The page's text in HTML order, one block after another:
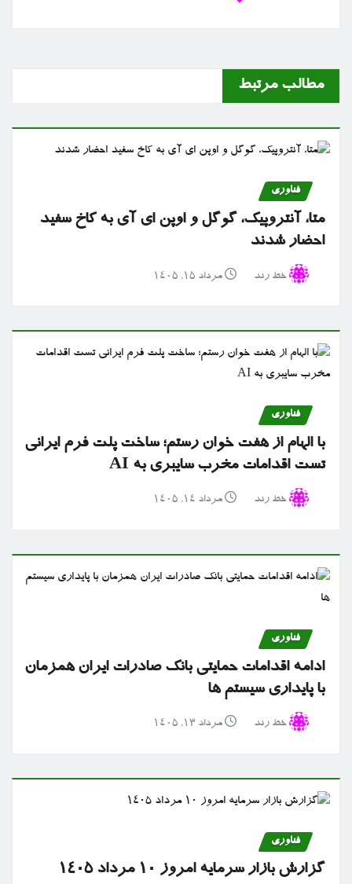
مطالب مرتبط
فناوری
متا، آنتروپیک، گوگل و اوپن ای آی به کاخ سفید
احضار شدند
خط رند مرداد ۱۵, ۱۴۰۵
فناوری
با الهام از هفت خوان رستم؛ ساخت پلت فرم ایرانی
تست اقدامات مخرب سایبری به AI
خط رند مرداد ۱۴, ۱۴۰۵
فناوری
ادامه اقدامات حمایتی بانک صادرات ایران همزمان
با پایداری سیستم ها
خط رند مرداد ۱۳, ۱۴۰۵
فناوری
گزارش بازار سرمایه امروز ۱۰ مرداد ۱۴۰۵